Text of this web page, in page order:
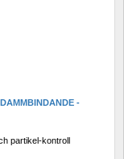
-
partikel-kontroll